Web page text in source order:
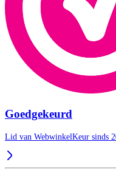
Goedgekeurd
Lid van WebwinkelKeur sinds